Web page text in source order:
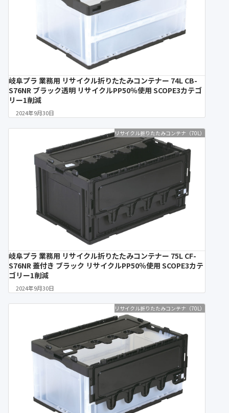
岐阜プラ 業務用 リサイクル折りたたみコンテナー 74L CB-
S76NR ブラック透明 リサイクルPP50％使用 SCOPE3カテゴ
リー1削減
2024年9月30日
リサイクル折りたたみコンテナ（70L）
岐阜プラ 業務用 リサイクル折りたたみコンテナー 75L CF-
S76NR 蓋付き ブラック リサイクルPP50％使用 SCOPE3カテ
ゴリー1削減
2024年9月30日
リサイクル折りたたみコンテナ（70L）